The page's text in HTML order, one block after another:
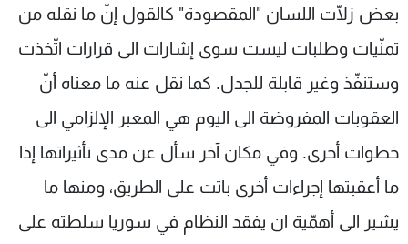
بعض زلّات اللسان "المقصودة" كالقول إنّ ما نقله من
تمنّيات وطلبات ليست سوى إشارات الى قرارات اتّخذت
وستنفّذ وغير قابلة للجدل. كما نقل عنه ما معناه أنّ
العقوبات المفروضة الى اليوم هي المعبر الإلزامي الى
خطوات أخرى. وفي مكان آخر سأل عن مدى تأثيراتها إذا
ما أعقبتها إجراءات أخرى باتت على الطريق، ومنها ما
يشير الى أهمّية ان يفقد النظام في سوريا سلطته على